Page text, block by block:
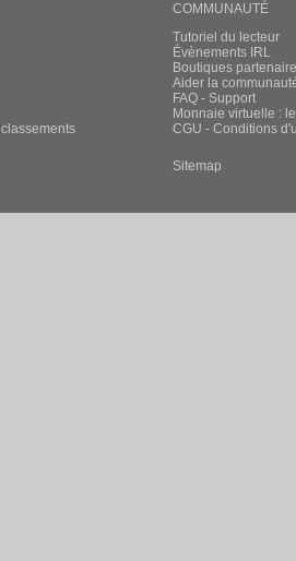
DEMauritius a commenté
SAINT SEIYA